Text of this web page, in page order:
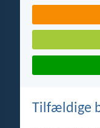
Tilfældige